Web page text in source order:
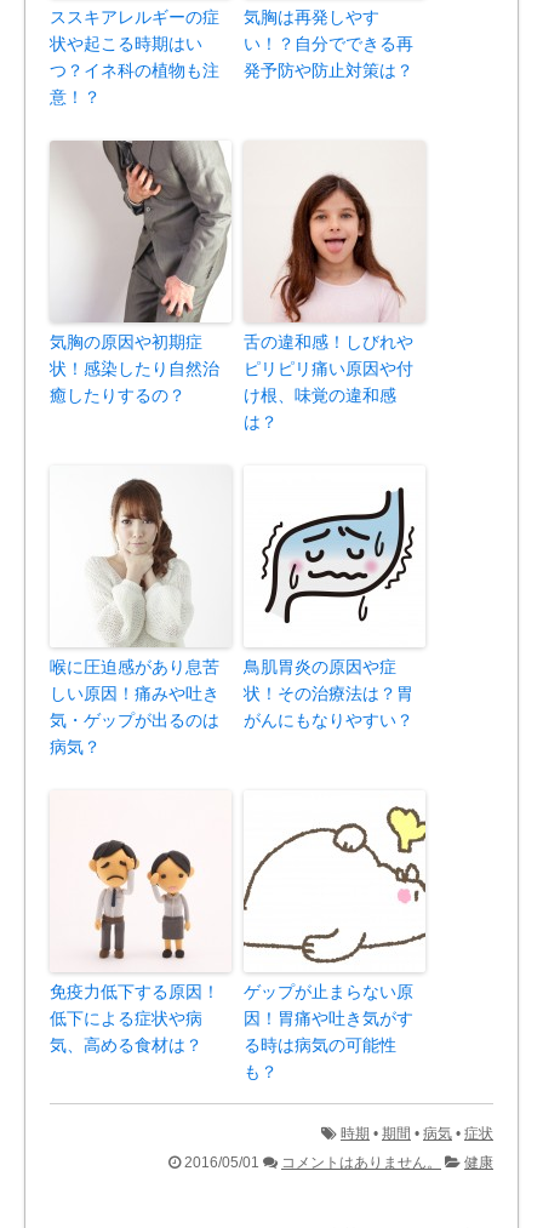
ススキアレルギーの症
状や起こる時期はい
つ？イネ科の植物も注
意！？
気胸は再発しやす
い！？自分でできる再
発予防や防止対策は？
気胸の原因や初期症
状！感染したり自然治
癒したりするの？
舌の違和感！しびれや
ピリピリ痛い原因や付
け根、味覚の違和感
は？
喉に圧迫感があり息苦
しい原因！痛みや吐き
気・ゲップが出るのは
病気？
鳥肌胃炎の原因や症
状！その治療法は？胃
がんにもなりやすい？
免疫力低下する原因！
低下による症状や病
気、高める食材は？
ゲップが止まらない原
因！胃痛や吐き気がす
る時は病気の可能性
も？
時期 • 期間 • 病気 • 症状
2016/05/01
コメントはありません。 健康